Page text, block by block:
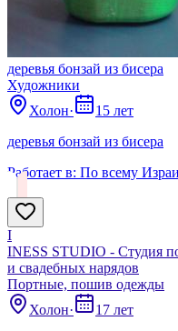
деревья бонзай из бисера
Художники
Холон·
15 лет
деревья бонзай из бисера
Работает в: По всему
I
INESS STUDIO - Студия
и свадебных нарядов
Портные, пошив одежды
Холон·
17 лет